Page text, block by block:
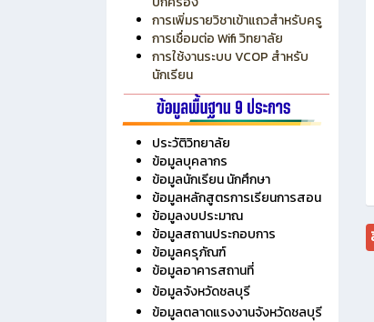
การใช้งานระบบ MyRms สำหรับผู้
ปกครอง
การเพิ่มรายวิชาเข้าแถวสำหรับครู
การเชื่อมต่อ Wifi วิทยาลัย
การใช้งานระบบ VCOP สำหรับ
นักเรียน
ประวัติวิทยาลัย
ข้อมูลบุคลากร
ข้อมูลนักเรียน นักศึกษา
ข้อมูลหลักสูตรการเรียนการสอน
ข้อมูลงบประมาณ
ข้อมูลสถานประกอบการ